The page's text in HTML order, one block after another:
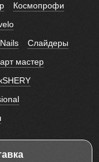
Космопрофи
Слайдеры
мастер